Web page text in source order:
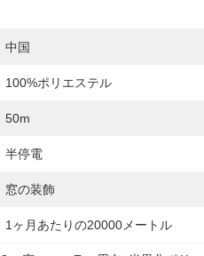
中国
100%ポリエステル
50m
半停電
窓の装飾
1ヶ月あたりの20000メートル